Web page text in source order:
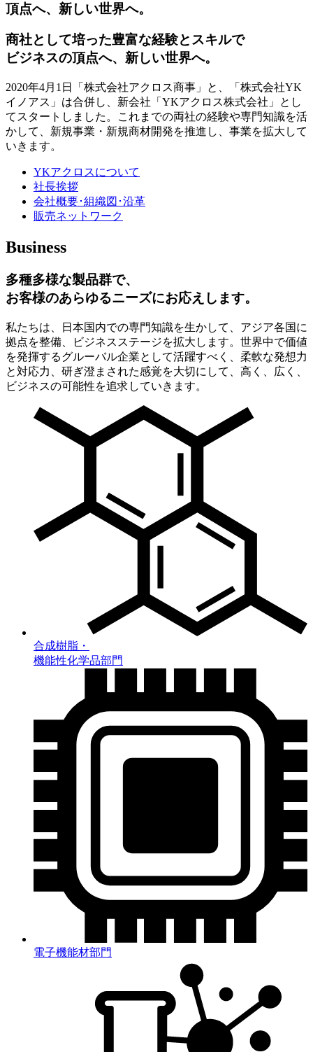
頂点へ、新しい世界へ。
商社として培った豊富な経験とスキルで
ビジネスの頂点へ、新しい世界へ。
2020年4月1日「株式会社アクロス商事」と、「株式会社YK
イノアス」は合併し、新会社「YKアクロス株式会社」とし
てスタートしました。これまでの両社の経験や専門知識を活
かして、新規事業・新規商材開発を推進し、事業を拡大して
いきます。
YKアクロスについて
社長挨拶
会社概要･組織図･沿革
販売ネットワーク
Business
多種多様な製品群で、
お客様のあらゆるニーズにお応えします。
私たちは、日本国内での専門知識を生かして、アジア各国に
拠点を整備、ビジネスステージを拡大します。世界中で価値
を発揮するグルーバル企業として活躍すべく、柔軟な発想力
と対応力、研ぎ澄まされた感覚を大切にして、高く、広く、
ビジネスの可能性を追求していきます。
合成樹脂・
機能性化学品部門
電子機能材部門